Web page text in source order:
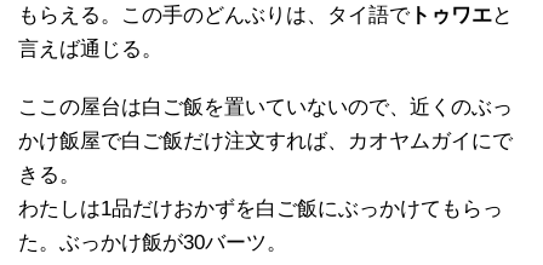
もらえる。この手のどんぶりは、タイ語でトゥワエと
言えば通じる。
ここの屋台は白ご飯を置いていないので、近くのぶっ
かけ飯屋で白ご飯だけ注文すれば、カオヤムガイにで
きる。
わたしは1品だけおかずを白ご飯にぶっかけてもらっ
た。ぶっかけ飯が30バーツ。